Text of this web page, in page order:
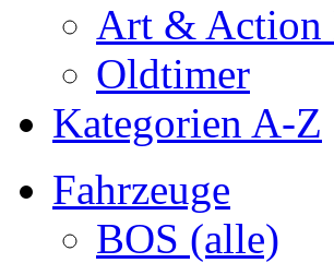
Art & Action
Oldtimer
Kategorien A-Z
Fahrzeuge
BOS (alle)